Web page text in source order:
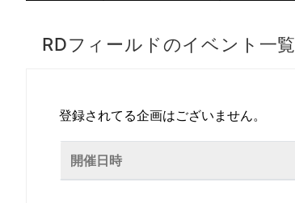
RDフィールドのイベント一覧
登録されてる企画はございません。
開催日時